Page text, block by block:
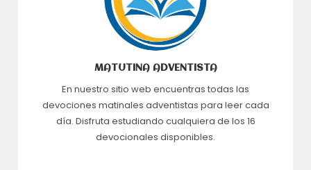
MATUTINA ADVENTISTA
En nuestro sitio web encuentras todas las
devociones matinales adventistas para leer cada
día. Disfruta estudiando cualquiera de los 16
devocionales disponibles.